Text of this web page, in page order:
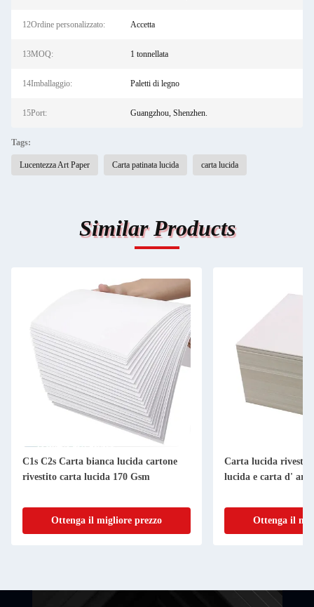
12Ordine personalizzato: Accetta
13MOQ: 1 tonnellata
14Imballaggio: Paletti di legno
15Port: Guangzhou, Shenzhen.
Tags:
Lucentezza Art Paper Carta patinata lucida carta lucida
Similar Products
C1s C2s Carta bianca lucida cartone
rivestito carta lucida 170 Gsm
Ottenga il migliore prezzo
Carta lucida
lucida e carta d'
Ottenga il